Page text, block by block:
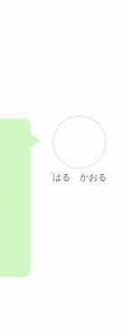
はる かおる